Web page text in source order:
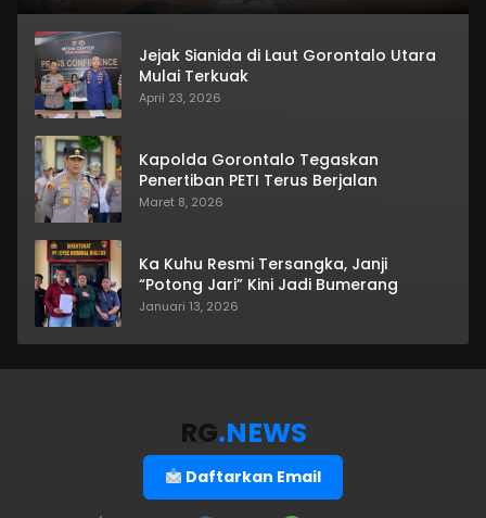
Jejak Sianida di Laut Gorontalo Utara
Mulai Terkuak
April 23, 2026
Kapolda Gorontalo Tegaskan
Penertiban PETI Terus Berjalan
Maret 8, 2026
Ka Kuhu Resmi Tersangka, Janji
“Potong Jari” Kini Jadi Bumerang
Januari 13, 2026
RG.NEWS
Daftarkan Email